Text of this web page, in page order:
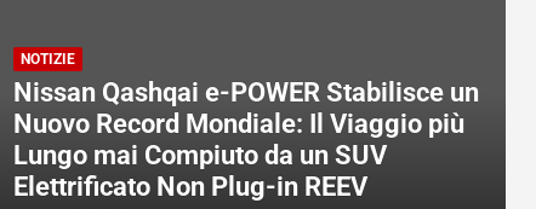
NOTIZIE
Nissan Qashqai e-POWER Stabilisce un
Nuovo Record Mondiale: Il Viaggio più
Lungo mai Compiuto da un SUV
Elettrificato Non Plug-in REEV